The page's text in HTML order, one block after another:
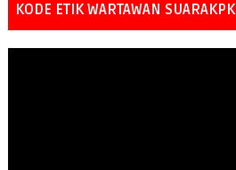
KODE ETIK WARTAWAN SUARAKPK